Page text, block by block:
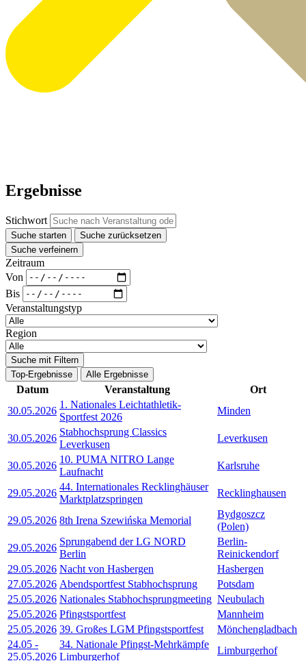
Ergebnisse
Stichwort
Suche starten
Suche zurücksetzen
Suche verfeinern
Zeitraum
Von
Bis
Veranstaltungstyp
Region
Suche mit Filtern
Top-Ergebnisse
Alle Ergebnisse
Datum Veranstaltung
Ort
30.05.2026
1. Nationales Leichtathletik-
Sportfest 2026
Minden
30.05.2026
Stabhochsprung Classics
Leverkusen
Leverkusen
30.05.2026
10. PUMA NITRO Lange
Laufnacht
Karlsruhe
29.05.2026
44. Internationales Recklinghäuser
Marktplatzspringen
Recklinghausen
29.05.2026 8th Irena Szewińska Memorial
Bydgoszcz
(Polen)
29.05.2026
Sprungabend der LG NORD
Berlin
Berlin-
Reinickendorf
29.05.2026 Nacht von Hasbergen
Hasbergen
27.05.2026 Abendsportfest Stabhochsprung
Potsdam
25.05.2026 Nationales Stabhochsprungmeeting Neubulach
25.05.2026 Pfingstsportfest
Mannheim
25.05.2026 39. Großes LGM Pfingstsportfest
Mönchengladbach
24.05 -
25.05.2026
34. Nationale Pfingst-Mehrkämpfe
Limburgerhof
Limburgerhof